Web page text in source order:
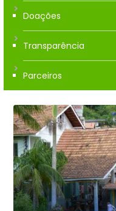
Doações
Transparência
Parceiros